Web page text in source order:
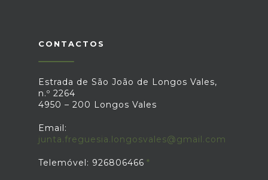
para distribuir pelos projetos que
tal.Fonte: " Prémio "Junta-te ao
em: http://anafre.pt/noticias
CONTACTOS
Estrada de São João de Longos Vales,
n.º 2264
4950 – 200 Longos Vales
Email:
junta.freguesia.longosvales@gmail.com
Telemóvel: 926806466